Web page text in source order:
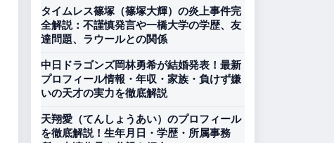
タイムレス篠塚（篠塚大輝）の炎上事件完
全解説：不謹慎発言や一橋大学の学歴、友
達問題、ラウールとの関係
中日ドラゴンズ岡林勇希が結婚発表！最新
プロフィール情報・年収・家族・負けず嫌
いの天才の実力を徹底解説
天翔愛（てんしょうあい）のプロフィール
を徹底解説！生年月日・学歴・所属事務